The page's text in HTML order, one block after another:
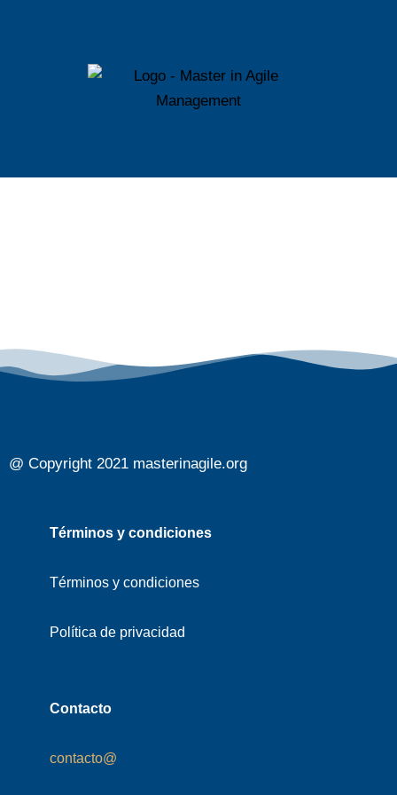
@ Copyright 2021 masterinagile.org
Términos y condiciones
Términos y condiciones
Política de privacidad
Contacto
contacto@